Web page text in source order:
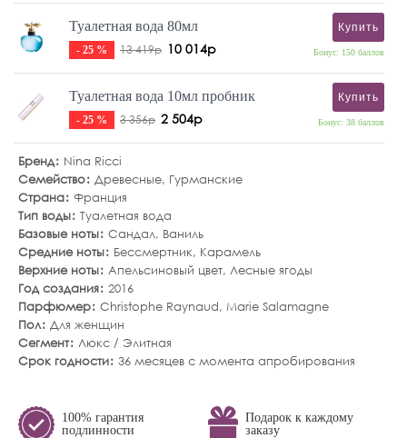
Туалетная вода 80мл
- 25 % 13 419р 10 014р
Купить
Бонус: 150 баллов
Туалетная вода 10мл пробник
- 25 % 3 356р 2 504р
Купить
Бонус: 38 баллов
Бренд
Nina Ricci
Семейство Древесные, Гурманские
Страна Франция
Тип воды Туалетная вода
Базовые ноты Сандал, Ваниль
Средние ноты
Бессмертник, Карамель
Верхние ноты Апельсиновый цвет, Лесные ягоды
Год создания 2016
Парфюмер Christophe Raynaud, Marie Salamagne
Пол Для женщин
Сегмент Люкс / Элитная
Срок годности 36 месяцев с момента апробирования
100% гарантия
подлинности
Подарок к каждому
заказу